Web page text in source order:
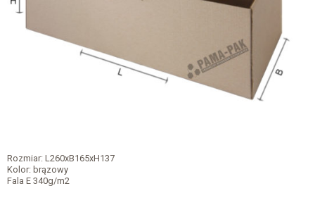
Rozmiar: L260xB165xH137
Kolor: brązowy
Fala E 340g/m2